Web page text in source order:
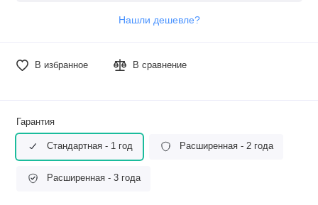
Нашли дешевле?
В избранное В сравнение
Гарантия
Стандартная - 1 год Расширенная - 2 года
Расширенная - 3 года